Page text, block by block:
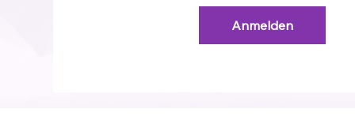
Anmelden